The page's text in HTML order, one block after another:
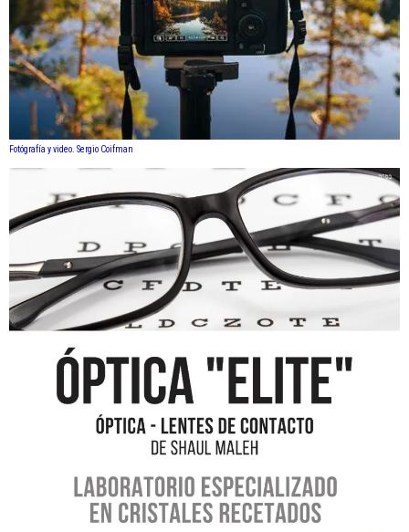
Fotógrafía y video. Sergio Coifman